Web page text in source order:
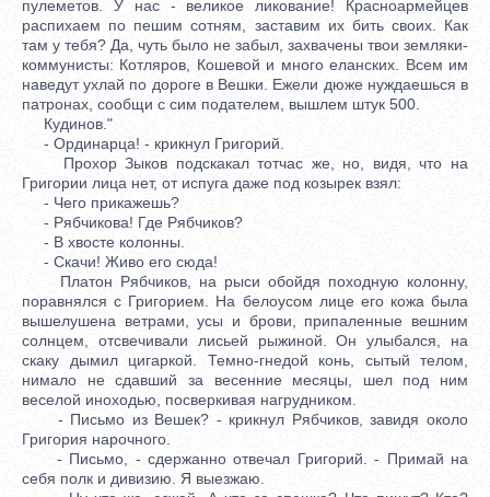
пулеметов. У нас - великое ликование! Красноармейцев
распихаем по пешим сотням, заставим их бить своих. Как
там у тебя? Да, чуть было не забыл, захвачены твои земляки-
коммунисты: Котляров, Кошевой и много еланских. Всем им
наведут ухлай по дороге в Вешки. Ежели дюже нуждаешься в
патронах, сообщи с сим подателем, вышлем штук 500.
Кудинов."
- Ординарца! - крикнул Григорий.
Прохор Зыков подскакал тотчас же, но, видя, что на
Григории лица нет, от испуга даже под козырек взял:
- Чего прикажешь?
- Рябчикова! Где Рябчиков?
- В хвосте колонны.
- Скачи! Живо его сюда!
Платон Рябчиков, на рыси обойдя походную колонну,
поравнялся с Григорием. На белоусом лице его кожа была
вышелушена ветрами, усы и брови, припаленные вешним
солнцем, отсвечивали лисьей рыжиной. Он улыбался, на
скаку дымил цигаркой. Темно-гнедой конь, сытый телом,
нимало не сдавший за весенние месяцы, шел под ним
веселой иноходью, посверкивая нагрудником.
- Письмо из Вешек? - крикнул Рябчиков, завидя около
Григория нарочного.
- Письмо, - сдержанно отвечал Григорий. - Примай на
себя полк и дивизию. Я выезжаю.